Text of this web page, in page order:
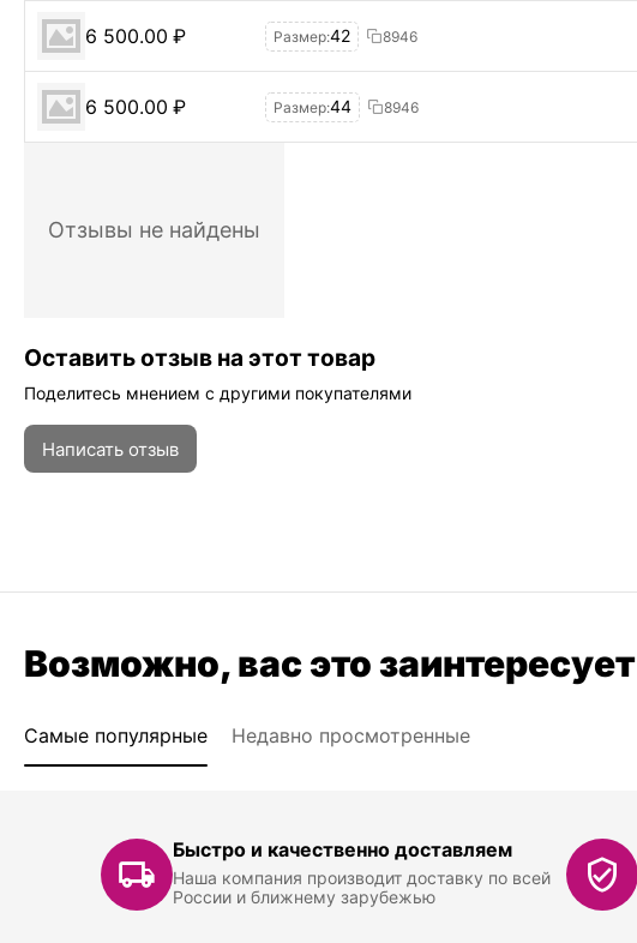
6 500.00 ₽ 8946
Размер:42
6 500.00 ₽ 8946
Размер:44
Отзывы не найдены
Оставить отзыв на этот товар
Поделитесь мнением с другими покупателями
Написать отзыв
Возможно, вас это заинтересует
Самые популярные Недавно просмотренные
Быстро и качественно доставляем
Наша компания производит доставку по всей
России и ближнему зарубежью